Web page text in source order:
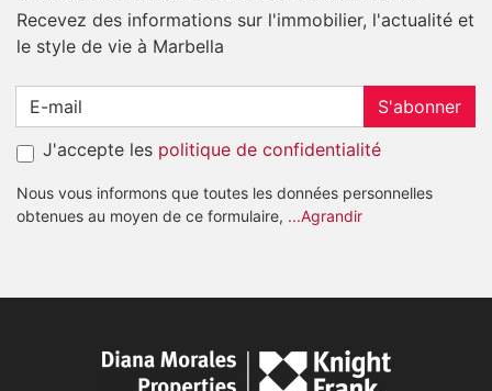
Recevez des informations sur l'immobilier, l'actualité et
le style de vie à Marbella
S'abonner
J'accepte les politique de confidentialité
Nous vous informons que toutes les données personnelles
obtenues au moyen de ce formulaire, ...Agrandir